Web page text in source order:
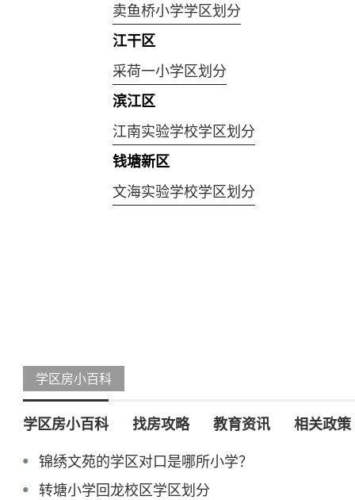
卖鱼桥小学学区划分
江干区
采荷一小学区划分
滨江区
江南实验学校学区划分
钱塘新区
文海实验学校学区划分
学区房小百科
学区房小百科 找房攻略 教育资讯 相关政策
锦绣文苑的学区对口是哪所小学？
转塘小学回龙校区学区划分